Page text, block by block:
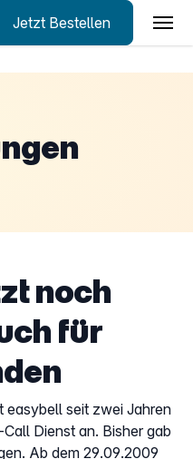
Jetzt Bestellen
noch
für
easybell seit zwei Jahren
Dienst an. Bisher gab
Ab dem 29.09.2009